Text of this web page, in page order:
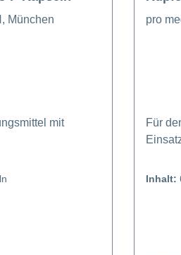
München
mit
pro
Für
Inhalt: